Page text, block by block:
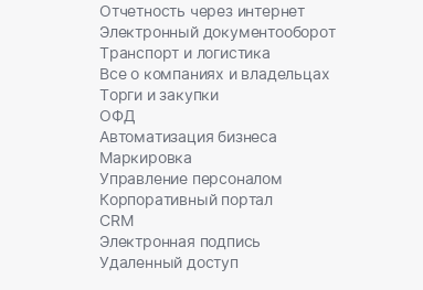
Отчетность через интернет
Электронный документооборот
Транспорт и логистика
Все о компаниях и владельцах
Торги и закупки
ОФД
Автоматизация бизнеса
Маркировка
Управление персоналом
Корпоративный портал
CRM
Электронная подпись
Удаленный доступ